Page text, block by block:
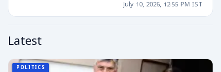
July 10, 2026, 12:55 PM IST
Latest
POLITICS